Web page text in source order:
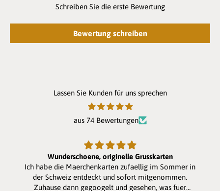
Schreiben Sie die erste Bewertung
Bewertung schreiben
Lassen Sie Kunden für uns sprechen
aus 74 Bewertungen
Wunderschoene, originelle Grusskarten
Ich habe die Maerchenkarten zufaellig im Sommer in
der Schweiz entdeckt und sofort mitgenommen.
Zuhause dann gegoogelt und gesehen, was fuer